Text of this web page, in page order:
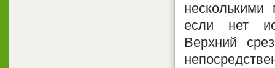
если нет
Верхний